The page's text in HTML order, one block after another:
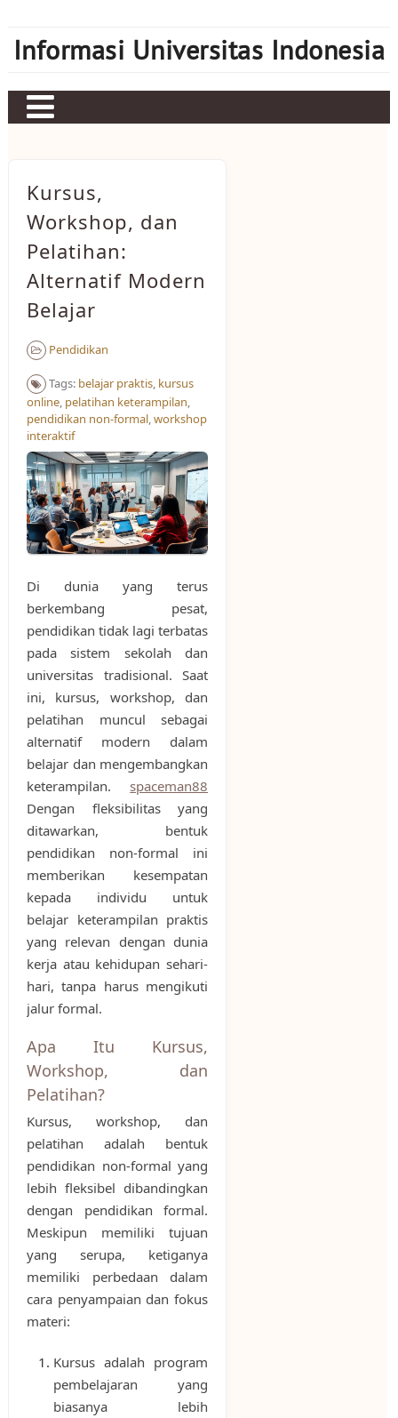
content
Informasi Universitas Indonesia
Sbobet
Mahjong Ways 2
Server Kamboja
Server Thailand
bonus new member
Kursus,
Workshop, dan
Pelatihan:
Alternatif Modern
Belajar
Pendidikan
Tags: belajar praktis, kursus
online, pelatihan keterampilan,
pendidikan non-formal,workshop
interaktif
Di dunia yang terus
berkembang pesat,
pendidikan tidak lagi terbatas
pada sistem sekolah dan
universitas tradisional. Saat
ini, kursus, workshop, dan
pelatihan muncul sebagai
alternatif modern dalam
belajar dan mengembangkan
keterampilan. spaceman88
Dengan fleksibilitas yang
ditawarkan, bentuk
pendidikan non-formal ini
memberikan kesempatan
kepada individu untuk
belajar keterampilan praktis
yang relevan dengan dunia
kerja atau kehidupan sehari-
hari, tanpa harus mengikuti
jalur formal.
Apa Itu Kursus,
Workshop, dan
Pelatihan?
Kursus, workshop, dan
pelatihan adalah bentuk
pendidikan non-formal yang
lebih fleksibel dibandingkan
dengan pendidikan formal.
Meskipun memiliki tujuan
yang serupa, ketiganya
memiliki perbedaan dalam
cara penyampaian dan fokus
materi:
Kursus adalah program
pembelajaran yang
biasanya lebih